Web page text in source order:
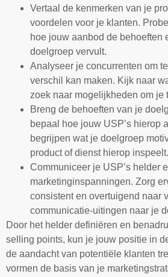
Vertaal de kenmerken van je
voordelen voor je klanten.
hoe jouw aanbod de behoeften
doelgroep vervult.
Analyseer je concurrenten om
verschil kan maken. Kijk naar
zoek naar mogelijkheden om je
Breng de behoeften van je
bepaal hoe jouw USP’s hierop
begrijpen wat je doelgroep
product of dienst hierop inspeelt.
Communiceer je USP’s helder
marketinginspanningen. Zorg
consistent en overtuigend naar
communicatie-uitingen naar je
Door het helder definiëren en
selling points, kun je jouw positie in
de aandacht van potentiële klanten
vormen de basis van je